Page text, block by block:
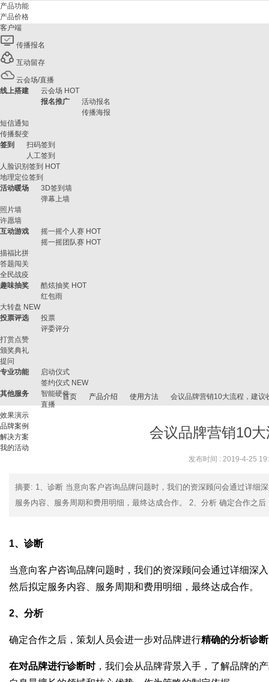
产品功能
产品价格
客户端
传播报名
互动留存
云会场/直播
线上搭建
云会场 HOT
报名推广
活动报名
传播海报
短信通知
传播裂变
签到
扫码签到
人工签到
人脸识别签到 HOT
地理定位签到
活动暖场
3D签到墙
弹幕上墙
照片墙
许愿墙
互动游戏
摇一摇个人赛 HOT
摇一摇团队赛 HOT
描福比拼
答题闯关
全民战疫
趣味抽奖
酷炫抽奖 HOT
红包雨
大转盘 NEW
投票评选
投票
评委评分
打赏点赞
颁奖典礼
提问
专业功能
启动仪式
签约仪式 NEW
其他服务
智能硬件
直播
效果演示
品牌案例
解决方案
我的活动
媒
首页 产品介绍 使用方法 会议品牌营销10大流程，建议
会议品牌营销10
发布时间 : 2019-4-25
摘要: 1、诊断 当意向客户咨询品牌问题时，我们的资深顾问会通过详细
服务内容、服务周期和费用明细，最终达成合作。 2、分析 确定合作之
1、诊断
当意向客户咨询品牌问题时，我们的资深顾问会通过详细深
然后拟定服务内容、服务周期和费用明细，最终达成合作。
2、分析
确定合作之后，策划人员会进一步对品牌进行精确的分析诊断
在对品牌进行诊断时，我们会从品牌背景入手，了解品牌的